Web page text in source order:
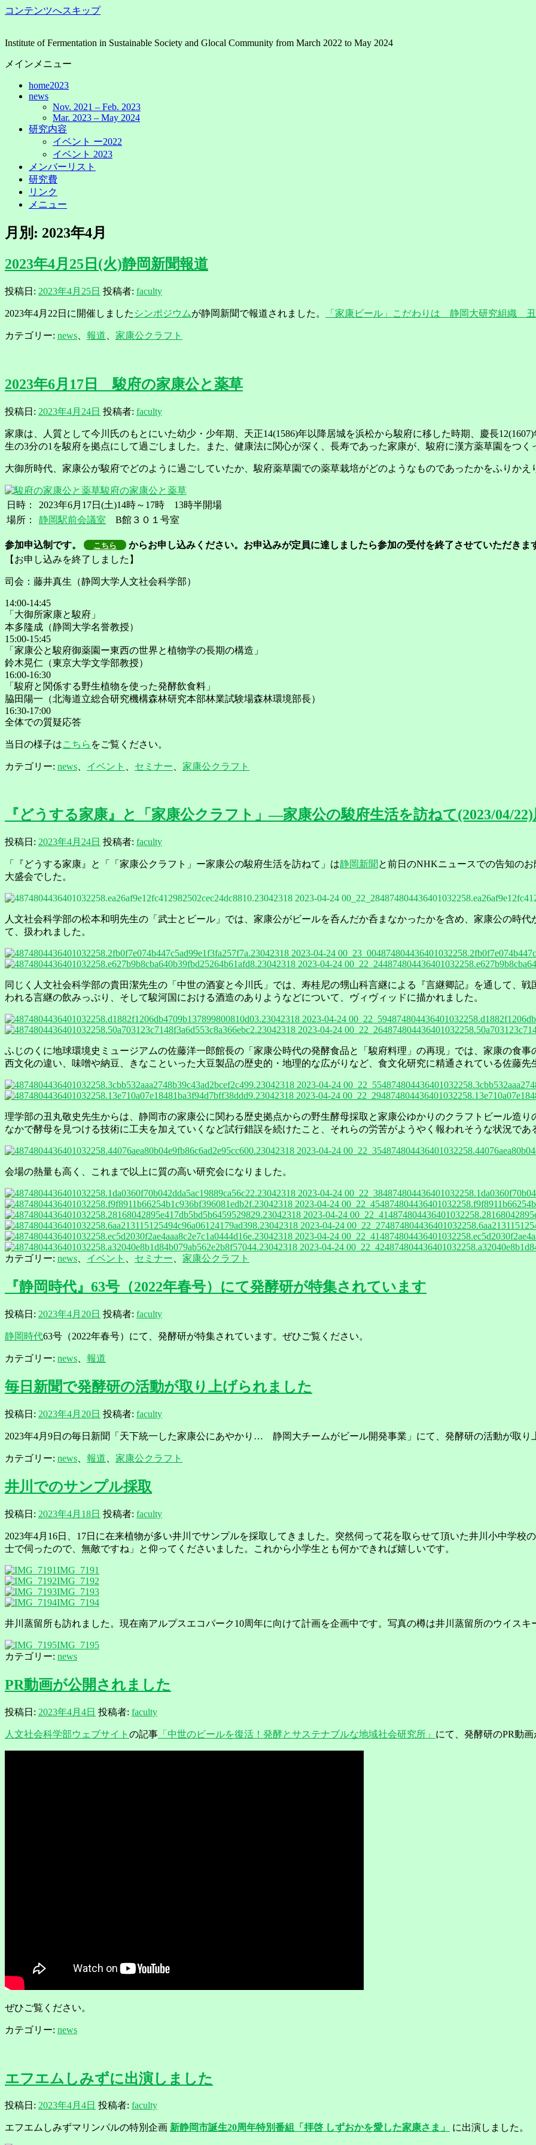
コンテンツへスキップ
Institute of Fermentation in Sustainable Society and Glocal Community from March 2022 to May 2024
メインメニュー
home2023
news
Nov. 2021 – Feb. 2023
Mar. 2023 – May 2024
研究内容
イベント ー2022
イベント 2023
メンバーリスト
研究費
リンク
メニュー
月別: 2023年4月
2023年4月25日(火)静岡新聞報道
投稿日: 2023年4月25日 投稿者: faculty
2023年4月22日に開催しました シンポジウムが静岡新聞で報道されました。 「家康ビール」こだわりは 静岡大研究組織
カテゴリー: news 報道 家康公クラフト
2023年6月17日 駿府の家康公と薬草
投稿日: 2023年4月24日 投稿者: faculty
家康は、人質として今川氏のもとにいた幼少・少年期、天正14(1586)年以降居城を浜松から駿府に移した時期、慶長
生の3分の1を駿府を拠点にして過ごしました。また、健康法に関心が深く、長寿であった家康が、駿府に漢方薬草園をつく
大御所時代、家康公が駿府でどのように過ごしていたか、駿府薬草園での薬草栽培がどのようなものであったかをふりか
駿府の家康公と薬草
日時：
2023年6月17日(土)14時～17時 13時半開場
場所：
静岡駅前会議室 B館３０１号室
参加申込制です。 こちら
からお申し込みください。お申込みが定員に達しましたら参加の受付を終了させていただきま
【お申し込みを終了しました】
司会：藤井真生（静岡大学人文社会科学部）
14:00-14:45
「大御所家康と駿府」
本多隆成（静岡大学名誉教授）
15:00-15:45
「家康公と駿府御薬園ー東西の世界と植物学の長期の構造」
鈴木晃仁（東京大学文学部教授）
16:00-16:30
「駿府と関係する野生植物を使った発酵飲食料」
脇田陽一（北海道立総合研究機構森林研究本部林業試験場森林環境部長）
16:30-17:00
全体での質疑応答
当日の様子はこちら をご覧ください。
カテゴリー: news イベント セミナー 家康公クラフト
『どうする家康』と「家康公クラフト」―家康公の駿府生活を訪ねて(2023/04/
投稿日: 2023年4月24日 投稿者: faculty
「『どうする家康』と「「家康公クラフト」ー家康公の駿府生活を訪ねて」は静岡新聞 と前日のNHKニュースでの告知の
大盛会でした。
人文社会科学部の松本和明先生の「武士とビール」では、家康公がビールを呑んだか呑まなかったかを含め、家康公の時
て、扱われました。
同じく人文社会科学部の貴田潔先生の「中世の酒宴と今川氏」では、寿桂尼の甥山科言継による『言継卿記』を通して、
われる言継の飲みっぷり、そして駿河国における酒造のありようなどについて、ヴィヴィッドに描かれました。
ふじのくに地球環境史ミュージアムの佐藤洋一郎館長の「家康公時代の発酵食品と「駿府料理」の再現」では、家康の食
西文化の違い、味噌や納豆、きなこといった大豆製品の歴史的・地理的な広がりなど、食文化研究に精通されている佐藤
理学部の丑丸敬史先生からは、静岡市の家康公に関わる歴史拠点からの野生酵母採取と家康公ゆかりのクラフトビール造
なかで酵母を見つける技術に工夫を加えていくなど試行錯誤を続けたこと、それらの労苦がようやく報われそうな状況で
会場の熱量も高く、これまで以上に質の高い研究会になりました。
カテゴリー: news イベント セミナー 家康公クラフト
『静岡時代』63号（2022年春号）にて発酵研が特集されています
投稿日: 2023年4月20日 投稿者: faculty
静岡時代63号（2022年春号）にて、発酵研が特集されています。ぜひご覧ください。
カテゴリー: news 報道
毎日新聞で発酵研の活動が取り上げられました
投稿日: 2023年4月20日 投稿者: faculty
2023年4月9日の毎日新聞「天下統一した家康公にあやかり… 静岡大チームがビール開発事業」にて、発酵研の活動が取り
カテゴリー: news 報道 家康公クラフト
井川でのサンプル採取
投稿日: 2023年4月18日 投稿者: faculty
2023年4月16日、17日に在来植物が多い井川でサンプルを採取してきました。突然伺って花を取らせて頂いた井川小中学
士で伺ったので、無敵ですね」と仰ってくださいました。これから小学生とも何かできれば嬉しいです。
IMG_7191
IMG_7192
IMG_7193
IMG_7194
井川蒸留所も訪れました。現在南アルプスエコパーク10周年に向けて計画を企画中です。写真の樽は井川蒸留所のウイスキ
IMG_7195
カテゴリー: news
PR動画が公開されました
投稿日: 2023年4月4日 投稿者: faculty
人文社会科学部ウェブサイト の記事 「中世のビールを復活！発酵とサステナブルな地域社会研究所」 にて、発酵研のPR動
ぜひご覧ください。
カテゴリー: news
エフエムしみずに出演しました
投稿日: 2023年4月4日 投稿者: faculty
エフエムしみずマリンパルの特別企画 新静岡市誕生20周年特別番組「拝啓 しずおかを愛した家康さま」 に出演しました。